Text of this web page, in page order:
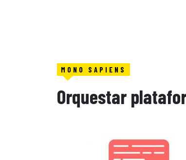
MONO SAPIENS
Orquestar